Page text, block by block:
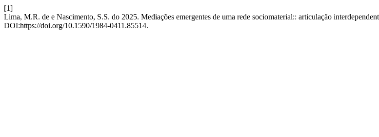
[1]
Lima, M.R. de e Nascimento, S.S. do 2025. Mediações emergentes de uma rede sociomaterial:: articulação
DOI:https://doi.org/10.1590/1984-0411.85514.